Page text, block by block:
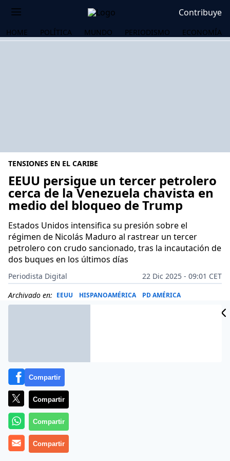
Contribuye
HOME POLÍTICA MUNDO PERIODISMO ECONOMÍA
TENSIONES EN EL CARIBE
EEUU persigue un tercer petrolero
cerca de la Venezuela chavista en
medio del bloqueo de Trump
Estados Unidos intensifica su presión sobre el
régimen de Nicolás Maduro al rastrear un tercer
petrolero con crudo sancionado, tras la incautación de
dos buques en los últimos días
Periodista Digital
22 Dic 2025 - 09:01 CET
Archivado en: EEUU HISPANOAMÉRICA PD AMÉRICA
Compartir
Compartir
Compartir
Compartir